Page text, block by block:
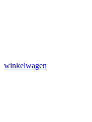
winkelwagen